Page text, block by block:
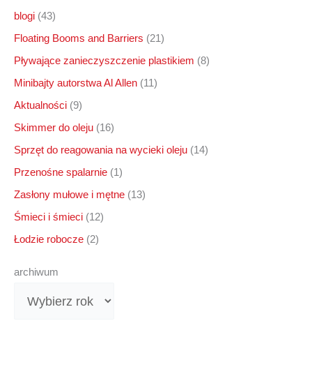
blogi (43)
Floating Booms and Barriers (21)
Pływające zanieczyszczenie plastikiem (8)
Minibajty autorstwa Al Allen (11)
Aktualności (9)
Skimmer do oleju (16)
Sprzęt do reagowania na wycieki oleju (14)
Przenośne spalarnie (1)
Zasłony mułowe i mętne (13)
Śmieci i śmieci (12)
Łodzie robocze (2)
archiwum